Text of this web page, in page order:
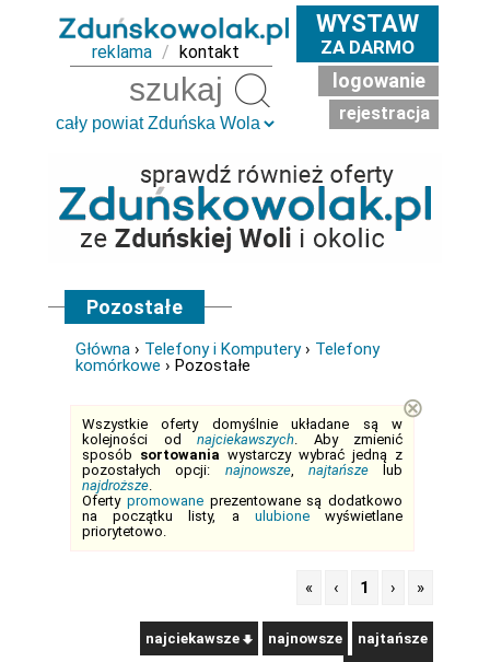
reklama / kontakt
WYSTAW
ZA DARMO
logowanie
rejestracja
Pozostałe
Główna › Telefony i Komputery› Telefony
komórkowe › Pozostałe
Wszystkie oferty domyślnie układane są w
kolejności od najciekawszych. Aby zmienić
sposób sortowania wystarczy wybrać jedną z
pozostałych opcji: najnowsze, najtańszelub
najdroższe.
Oferty promowaneprezentowane są dodatkowo
na początku listy, a ulubionewyświetlane
priorytetowo.
⊗
« ‹ 1 › »
najciekawsze najnowsze najtańsze